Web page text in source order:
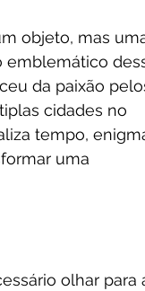
objeto, mas
emblemático
da paixão
cidades no
tempo,
uma
olhar para